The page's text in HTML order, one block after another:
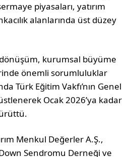
piyasaları, yatırım
alanlarında üst düzey
kurumsal büyüme
önemli sorumluluklar
Türk Eğitim Vakfı’nın Genel
Ocak 2026’ya kadar
Menkul Değerler A.Ş.,
Sendromu Derneği ve